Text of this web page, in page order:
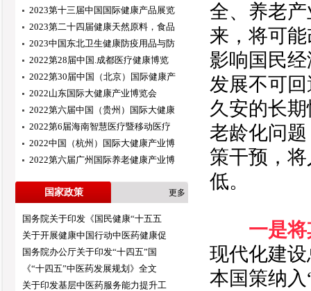
2023第十三届中国国际健康产品展览
2023第二十四届健康天然原料，食品
2023中国东北卫生健康防疫用品与防
2022第28届中国.成都医疗健康博览
2022第30届中国（北京）国际健康产
2022山东国际大健康产业博览会
2022第六届中国（贵州）国际大健康
2022第6届海南智慧医疗暨移动医疗
2022中国（杭州）国际大健康产业博
2022第六届广州国际养老健康产业博
国家政策 更多
国务院关于印发《国民健康“十五五
关于开展健康中国行动中医药健康促
国务院办公厅关于印发“十四五”国
《“十四五”中医药发展规划》全文
关于印发基层中医药服务能力提升工
全、养老
来，将可
影响国民
发展不可
久安的长
老龄化问
策干预，
低。
一是
现代化建
本国策纳